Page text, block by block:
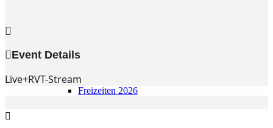
Kinder/Jungschar
KiJuTe-Gruppen
Freizeiten 2026
Event Details
Live+RVT-Stream